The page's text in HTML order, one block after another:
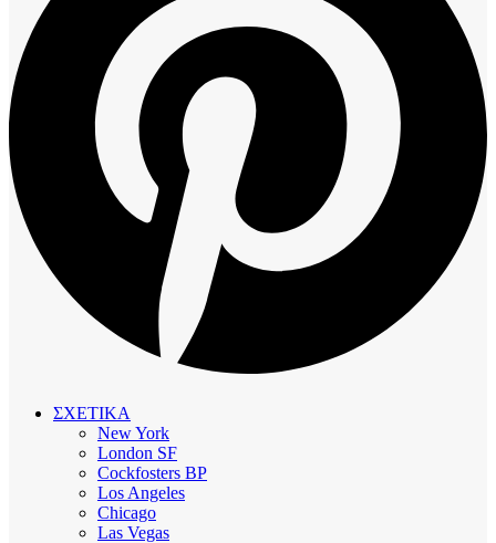
ΣΧΕΤΙΚΑ
New York
London SF
Cockfosters BP
Los Angeles
Chicago
Las Vegas